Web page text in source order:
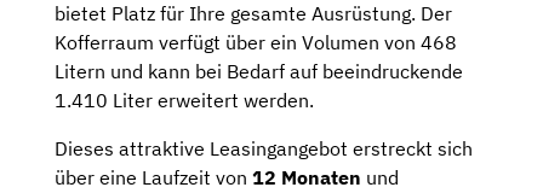
bietet Platz für Ihre gesamte Ausrüstung. Der
Kofferraum verfügt über ein Volumen von 468
Litern und kann bei Bedarf auf beeindruckende
1.410 Liter erweitert werden.
Dieses attraktive Leasingangebot erstreckt sich
über eine Laufzeit von 12 Monaten und